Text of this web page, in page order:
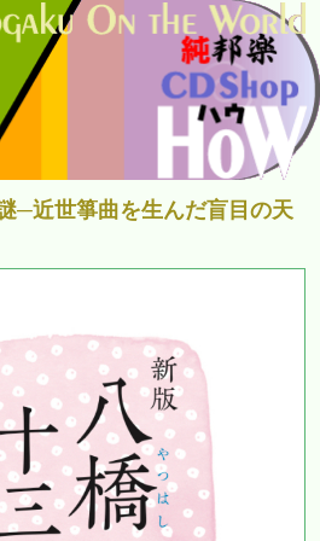
─近世箏曲を生んだ盲目の天